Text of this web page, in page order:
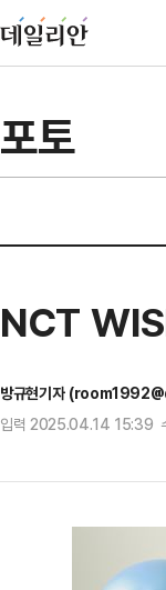
포토
NCT
방규현기자
입력 2025.04.14 15:39